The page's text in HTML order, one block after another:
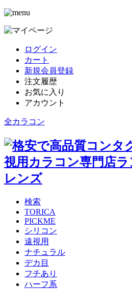
ログイン
カート
新規会員登録
注文履歴
お気に入り
アカウント
全カラコン
検索
TORICA
PICKME
シリコン
遠視用
ナチュラル
デカ目
フチあり
ハーフ系